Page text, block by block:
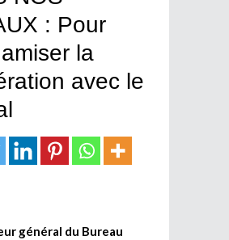
: Pour
la
avec le
général du Bureau